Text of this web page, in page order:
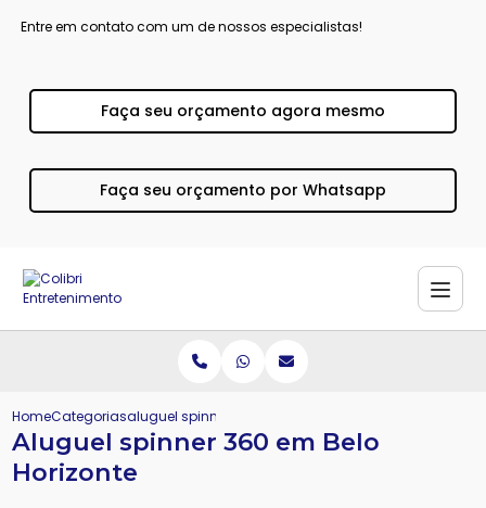
Entre em contato com um de nossos especialistas!
Faça seu orçamento agora mesmo
Faça seu orçamento por Whatsapp
HomeCategoriasaluguel spinner 360 belo horizonte
Aluguel spinner 360 em Belo
Horizonte